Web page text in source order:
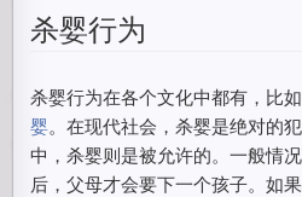
杀婴行为
杀婴行为在各个文化中都有，比
婴。在现代社会，杀婴是绝对的
中，杀婴则是被允许的。一般情
后，父母才会要下一个孩子。如